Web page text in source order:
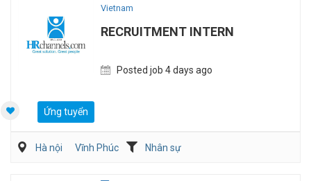
Vietnam
RECRUITMENT INTERN
Posted job 4 days ago
Ứng tuyển
Hà nội Vĩnh Phúc Nhân sự